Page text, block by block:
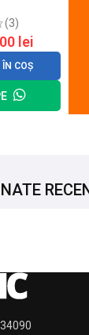
(3)
lei
COȘ